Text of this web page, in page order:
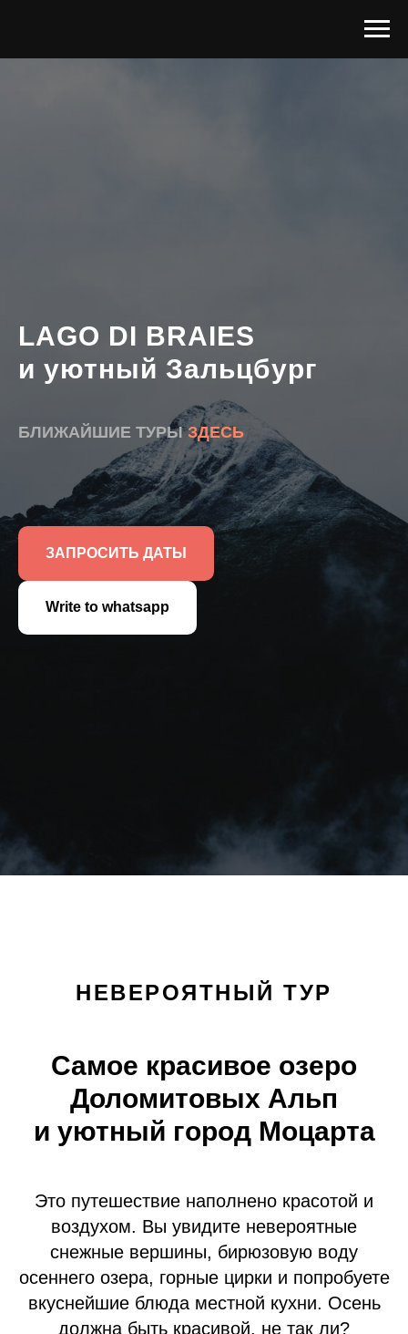
LAGO DI BRAIES
и уютный Зальцбург
БЛИЖАЙШИЕ ТУРЫЗДЕСЬ
ЗАПРОСИТЬ ДАТЫ
Write to whatsapp
НЕВЕРОЯТНЫЙ ТУР
Самое красивое озеро
Доломитовых Альп
и уютный город Моцарта
Это путешествие наполнено красотой и
воздухом. Вы увидите невероятные
снежные вершины, бирюзовую воду
осеннего озера, горные цирки и попробуете
вкуснейшие блюда местной кухни. Осень
должна быть красивой, не так ли?